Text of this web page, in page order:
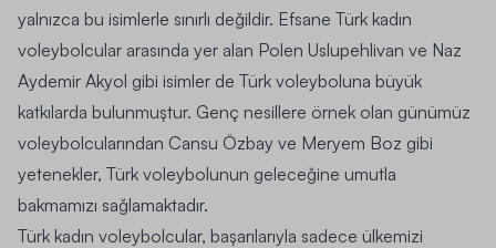
yalnızca bu isimlerle sınırlı değildir. Efsane Türk kadın
voleybolcular arasında yer alan Polen Uslupehlivan ve Naz
Aydemir Akyol gibi isimler de Türk voleyboluna büyük
katkılarda bulunmuştur. Genç nesillere örnek olan günümüz
voleybolcularından Cansu Özbay ve Meryem Boz gibi
yetenekler, Türk voleybolunun geleceğine umutla
bakmamızı sağlamaktadır.
Türk kadın voleybolcular, başarılarıyla sadece ülkemizi